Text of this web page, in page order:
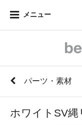
メニュー
パーツ・素材
ホワイトSV